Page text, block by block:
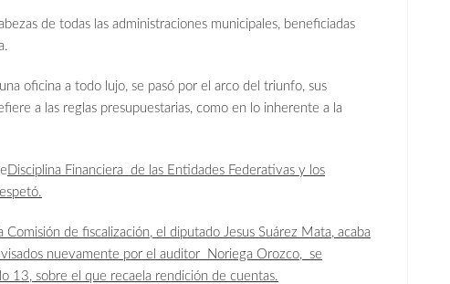
de todas las administraciones municipales, beneficiadas
oficina a todo lujo, se pasó por el arco del triunfo, sus
a las reglas presupuestarias, como en lo inherente a la
Disciplina Financiera de las Entidades Federativas y los
Comisión de fiscalización, el diputado Jesus Suárez Mata, acaba
nuevamente por el auditor Noriega Orozco, se
13, sobre el que recae la rendición de cuentas.